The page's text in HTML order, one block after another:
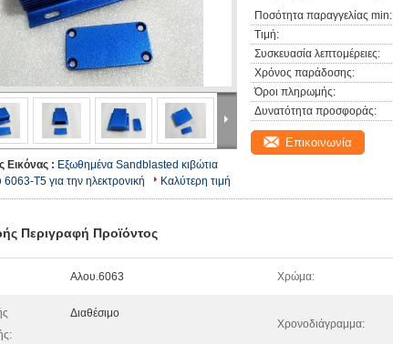
Εικόνας : Εξωθημένα Sandblasted κιβώτια
6063-T5 για την ηλεκτρονική
Καλύτερη τιμή
Ποσότητα παραγγελίας min:
Τιμή:
Συσκευασία λεπτομέρειες:
Χρόνος παράδοσης:
Όροι πληρωμής:
Δυνατότητα προσφοράς:
Επικοινωνία
Περιγραφή Προϊόντος
Αλου.6063 Χρώμα:
Διαθέσιμο
Χρονοδιάγραμμα: